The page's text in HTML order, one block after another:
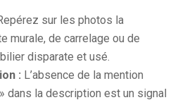
sur les photos la
murale, de carrelage ou de
disparate et usé.
: L’absence de la mention
dans la description est un signal